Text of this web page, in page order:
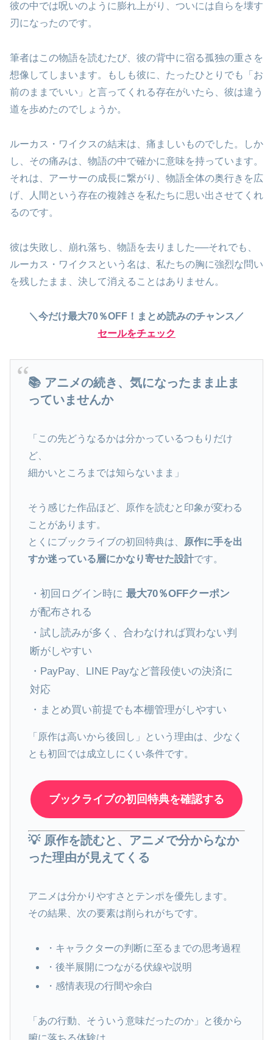
彼の中では呪いのように膨れ上がり、ついには自らを壊す
刃になったのです。
筆者はこの物語を読むたび、彼の背中に宿る孤独の重さを
想像してしまいます。もしも彼に、たったひとりでも「お
前のままでいい」と言ってくれる存在がいたら、彼は違う
道を歩めたのでしょうか。
ルーカス・ワイクスの結末は、痛ましいものでした。しか
し、その痛みは、物語の中で確かに意味を持っています。
それは、アーサーの成長に繋がり、物語全体の奥行きを広
げ、人間という存在の複雑さを私たちに思い出させてくれ
るのです。
彼は失敗し、崩れ落ち、物語を去りました──それでも、
ルーカス・ワイクスという名は、私たちの胸に強烈な問い
を残したまま、決して消えることはありません。
＼今だけ最大70％OFF！まとめ読みのチャンス／
セールをチェック
📚 アニメの続き、気になったまま止ま
っていませんか
「この先どうなるかは分かっているつもりだけ
ど、
細かいところまでは知らないまま」
そう感じた作品ほど、原作を読むと印象が変わる
ことがあります。
とくにブックライブの初回特典は、
原作に手を出
すか迷っている層にかなり寄せた設計です。
・初回ログイン時に最大70％OFFクーポン
が配布される
・試し読みが多く、合わなければ買わない判
断がしやすい
・PayPay、LINE Payなど普段使いの決済に
対応
・まとめ買い前提でも本棚管理がしやすい
「原作は高いから後回し」という理由は、少なく
とも初回では成立しにくい条件です。
ブックライブの初回特典を確認する
💡 原作を読むと、アニメで分からなか
った理由が見えてくる
アニメは分かりやすさとテンポを優先します。
その結果、次の要素は削られがちです。
・キャラクターの判断に至るまでの思考過程
・後半展開につながる伏線や説明
・感情表現の行間や余白
「あの行動、そういう意味だったのか」と後から